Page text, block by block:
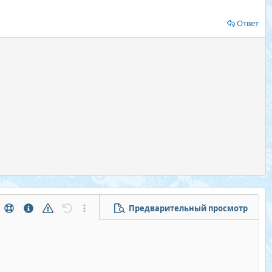
Ответ
ПомощьИнформация
Предупреждение
ОтменитьДополнительные параметры...
Предварительный просмотр